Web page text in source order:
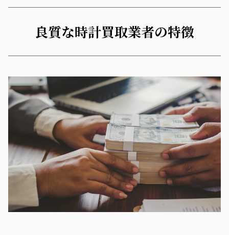
良質な時計買取業者の特徴